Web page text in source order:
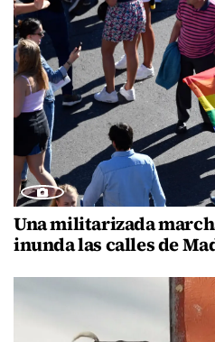
Una militarizada
inunda las calles de